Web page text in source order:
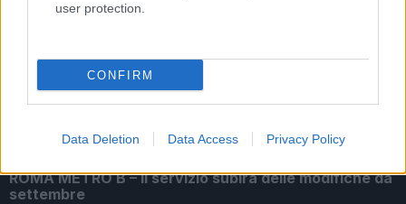
user protection.
CONFIRM
Data Deletion Data Access Privacy Policy
Roma Viabilità, da domani novità per Tangenziale Est
ROMA METRO B – Il servizio subirà delle modifiche da
settembre